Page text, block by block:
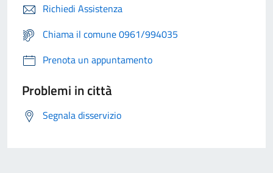
Richiedi Assistenza
Chiama il comune 0961/994035
Prenota un appuntamento
Problemi in città
Segnala disservizio